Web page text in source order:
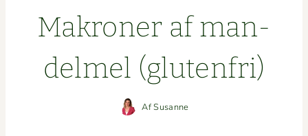
Makro­ner af man­
delmel (gluten­fri)
AfSusanne